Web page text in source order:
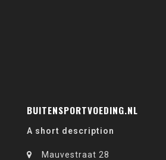
BUITENSPORTVOEDING.NL
A short description
Mauvestraat 28